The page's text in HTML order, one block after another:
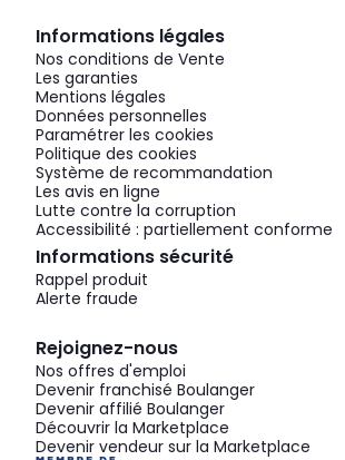
Informations légales
Nos conditions de Vente
Les garanties
Mentions légales
Données personnelles
Paramétrer les cookies
Politique des cookies
Système de recommandation
Les avis en ligne
Lutte contre la corruption
Accessibilité : partiellement conforme
Informations sécurité
Rappel produit
Alerte fraude
Rejoignez-nous
Nos offres d'emploi
Devenir franchisé Boulanger
Devenir affilié Boulanger
Découvrir la Marketplace
Devenir vendeur sur la Marketplace